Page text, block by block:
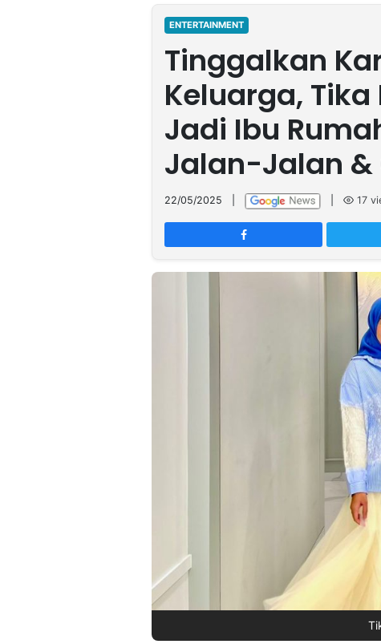
ENTERTAINMENT
Tinggalkan
Keluarga,
Jadi Ibu
Jalan-Jalan &
22/05/2025 17